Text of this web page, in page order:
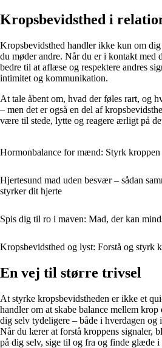
Kropsbevidsthed i
Kropsbevidsthed handler ikke kun om
du møder andre. Når du er i kontakt med
bedre til at aflæse og respektere andres
intimitet og kommunikation.
At tale åbent om, hvad der føles rart, og
– men det er også en del af
være til stede, lytte og reagere ærligt på
Hormonbalance for mænd: Styrk kroppen
Hjertesund mad uden besvær – sådan
styrker dit hjerte
Spis dig til ro i maven: Mad, der kan
Kropsbevidsthed og lyst: Forstå og styrk
En vej til større trivsel
At styrke kropsbevidstheden er ikke et
handler om at skabe balance mellem
dig selv tydeligere – både i hverdagen og
Når du lærer at forstå kroppens signaler,
på dig selv, sige til og fra og finde glæde i